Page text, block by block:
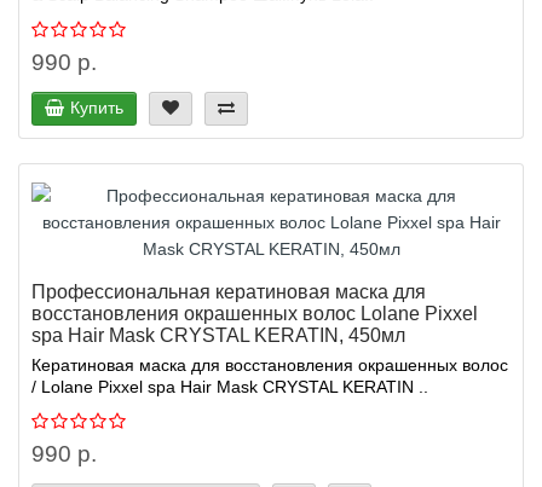
990 р.
Купить
Профессиональная кератиновая маска для
восстановления окрашенных волос Lolane Pixxel
spa Hair Mask CRYSTAL KERATIN, 450мл
Кератиновая маска для восстановления окрашенных волос
/ Lolane Pixxel spa Hair Mask CRYSTAL KERATIN ..
990 р.